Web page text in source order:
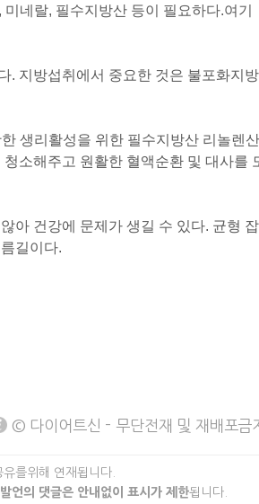
네랄, 필수지방산 등이 필요하다.여기
. 지방섭취에서 중요한 것은 불포화지방
생리활성을 위한 필수지방산 리놀렌산
소해주고 원활한 혈액순환 및 대사를
아 건강에 문제가 생길 수 있다. 균형 잡
길이다.
© 다이어트신 - 무단전재 및 재배포금
를위해 연재됩니다.
언의 댓글은 안내없이 표시가 제한됩니다.